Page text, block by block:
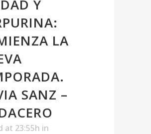
Y
LA
SANZ –
at 23:55h in